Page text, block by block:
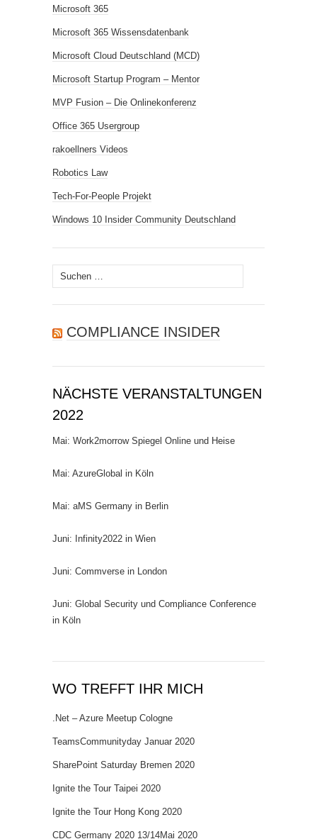
Microsoft 365
Microsoft 365 Wissensdatenbank
Microsoft Cloud Deutschland (MCD)
Microsoft Startup Program – Mentor
MVP Fusion – Die Onlinekonferenz
Office 365 Usergroup
rakoellners Videos
Robotics Law
Tech-For-People Projekt
Windows 10 Insider Community Deutschland
Suchen
nach:
COMPLIANCE INSIDER
NÄCHSTE VERANSTALTUNGEN
2022
Mai: Work2morrow Spiegel Online und Heise
Mai: AzureGlobal in Köln
Mai: aMS Germany in Berlin
Juni: Infinity2022 in Wien
Juni: Commverse in London
Juni: Global Security und Compliance Conference
in Köln
WO TREFFT IHR MICH
.Net – Azure Meetup Cologne
TeamsCommunityday Januar 2020
SharePoint Saturday Bremen 2020
Ignite the Tour Taipei 2020
Ignite the Tour Hong Kong 2020
CDC Germany 2020 13/14Mai 2020